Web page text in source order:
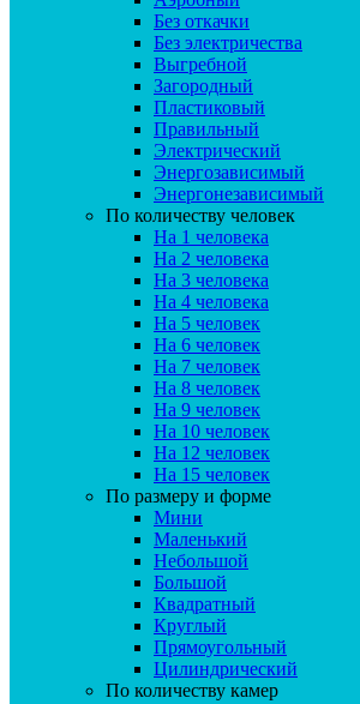
Без откачки
Без электричества
Выгребной
Загородный
Пластиковый
Правильный
Электрический
Энергозависимый
Энергонезависимый
По количеству человек
На 1 человека
На 2 человека
На 3 человека
На 4 человека
На 5 человек
На 6 человек
На 7 человек
На 8 человек
На 9 человек
На 10 человек
На 12 человек
На 15 человек
По размеру и форме
Мини
Маленький
Небольшой
Большой
Квадратный
Круглый
Прямоугольный
Цилиндрический
По количеству камер